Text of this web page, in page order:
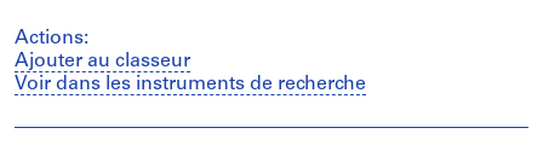
Actions:
Ajouter au classeur
Voir dans les instruments de recherche